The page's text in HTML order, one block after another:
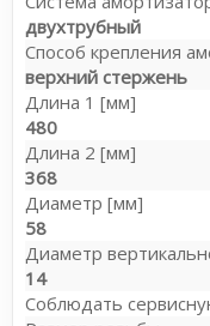
двухтрубный
Способ крепления
верхний стержень
Длина 1 [мм]
480
Длина 2 [мм]
368
Диаметр [мм]
58
Диаметр
14
Соблюдать